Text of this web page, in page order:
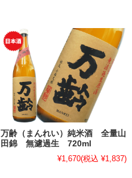
万齢（まんれい）純米酒 全量山
田錦 無濾過生 720ml
¥1,670(税込 ¥1,837)